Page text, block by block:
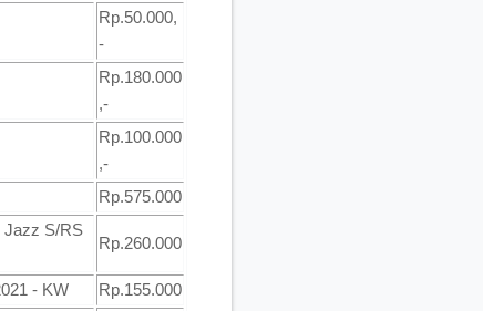
Rp.50.000,
-
Rp.180.000
,-
Rp.100.000
,-
Rp.575.000
Jazz S/RS
Rp.260.000
- KW
Rp.155.000